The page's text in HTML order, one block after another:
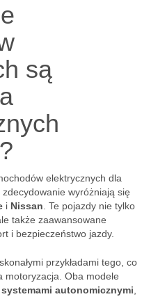
są
elektrycznych dla
wyróżniają się
i Nissan . Te pojazdy nie tylko
także zaawansowane
i bezpieczeństwo jazdy.
przykładami tego, co
motoryzacja. Oba modele
autonomicznymi